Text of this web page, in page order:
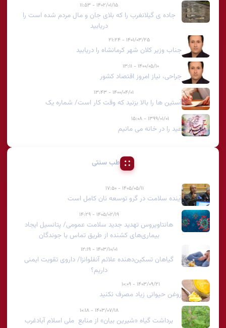
۱۴۰۲/۰۱/۱۵ - ۱۱:۵۳
جاده ی گیلانغرب را که بلای جان و مال مردم شده است را
دریابید
۱۴۰۱/۰۳/۲۵ - ۲۱:۲۴
جناب وزیر کلان شهر کرمانشاه را دریابید
۱۴۰۰/۰۵/۱۰ - ۱۳:۱۱
جراحی، نیاز امروز اقتصاد کشور
۱۴۰۰/۰۴/۰۱ - ۱۳:۴۳
آستین ها را بالا بزنید که وقت کار است/ شماره یک
۱۳۹۹/۰۱/۰۱ - ۱۵:۰۸
عید را در خانه می مانیم
طب سنتی
۱۴۰۵/۰۵/۱۱ - ۱۷:۵۰
آینده سلامت در گرو توسعه نان کامل است
۱۴۰۵/۰۲/۱۹ - ۱۴:۲۹
هانتاویروس تهدید جدید سلامت عمومی/ پتانسیل ایجاد
بیماری‌های کشنده از طریق تماس با جوندگان
۱۴۰۳/۱۰/۰۱ - ۱۲:۱۹
گیاهان تسکین‌دهنده علائم آنفلوانزا/ داروی تقویت ایمنی
داریم؟
۱۴۰۳/۰۹/۲۱ - ۱۰:۰۹
روغن حیوانی زیاد مصرف نکنید
۱۴۰۳/۰۷/۱۸ - ۱۰:۱۸
برداشت گیاه «شیرین بیان» از منابع ملی اسلام آبادغرب